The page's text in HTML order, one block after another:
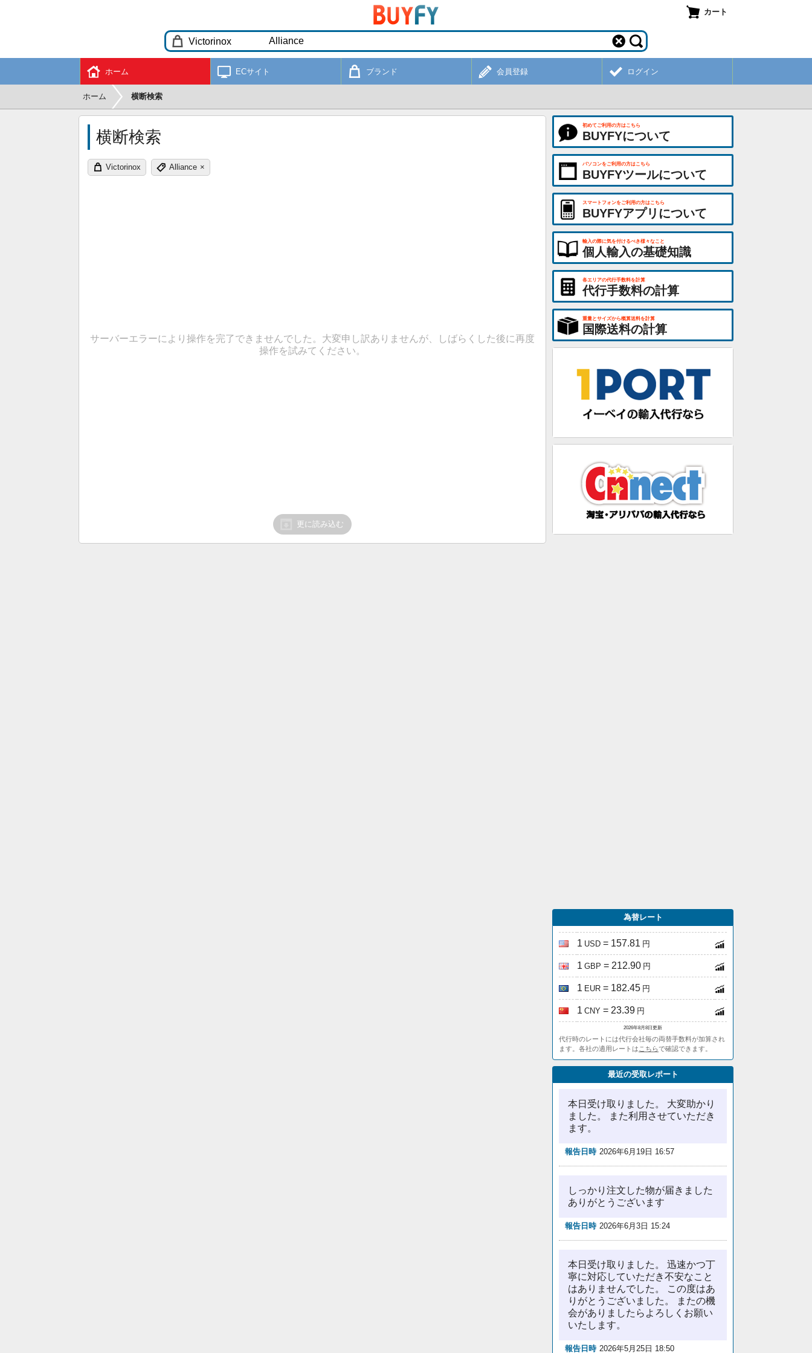
カート
ホーム ECサイト ブランド 会員登録 ログイン
ホーム 横断検索
横断検索
Victorinox Alliance ×
サーバーエラーにより操作を完了できませんでした。大変申し訳ありませんが、しばらくした後に再度
操作を試みてください。
更に読み込む
初めてご利用の方はこちら
BUYFYについて
パソコンをご利用の方はこちら
BUYFYツールについて
スマートフォンをご利用の方はこちら
BUYFYアプリについて
輸入の際に気を付けるべき様々なこと
個人輸入の基礎知識
各エリアの代行手数料を計算
代行手数料の計算
重量とサイズから概算送料を計算
国際送料の計算
為替レート
1 USD = 157.81 円
1 GBP = 212.90 円
1 EUR = 182.45 円
1 CNY = 23.39 円
2026年8月8日更新
代行時のレートには代行会社毎の両替手数料が加算され
ます。各社の適用レートは こちらで確認できます。
最近の受取レポート
本日受け取りました。 大変助かり
ました。 また利用させていただき
ます。
報告日時 2026年6月19日 16:57
しっかり注文した物が届きました
ありがとうございます
報告日時 2026年6月3日 15:24
本日受け取りました。 迅速かつ丁
寧に対応していただき不安なこと
はありませんでした。 この度はあ
りがとうございました。 またの機
会がありましたらよろしくお願い
いたします。
報告日時 2026年5月25日 18:50